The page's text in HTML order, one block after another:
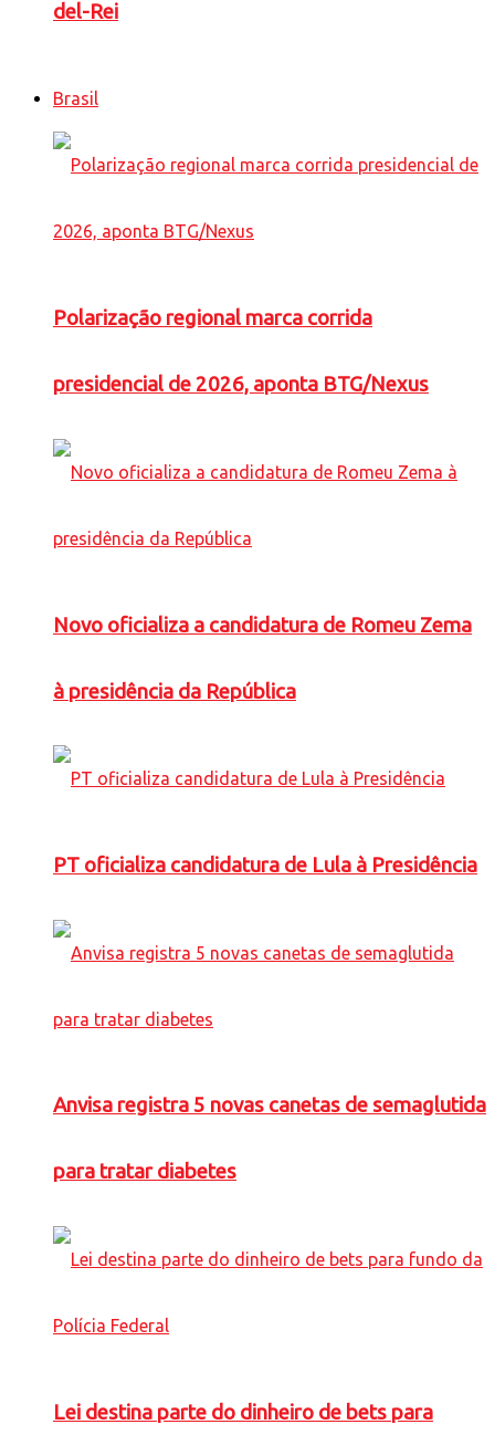
del-Rei
Brasil
Polarização regional marca corrida
presidencial de 2026, aponta BTG/Nexus
Novo oficializa a candidatura de Romeu Zema
à presidência da República
PT oficializa candidatura de Lula à Presidência
Anvisa registra 5 novas canetas de semaglutida
para tratar diabetes
Lei destina parte do dinheiro de bets para